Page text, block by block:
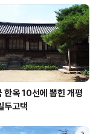
"모
죽
에
한옥 10선에 뽑힌 개평
두고택